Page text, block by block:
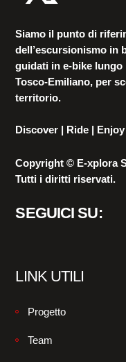
Siamo il punto di
dell’escursionismo in
guidati in e-bike lungo
Tosco-Emiliano, per
territorio.
Discover | Ride | Enjoy
Copyright © E-xplora
Tutti i diritti riservati.
SEGUICI SU:
LINK UTILI
Progetto
Team